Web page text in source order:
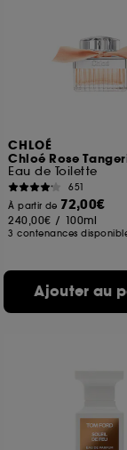
CHLOÉ
Chloé Rose
Eau de Toilette
651
À partir de 72,00€
240,00€ / 100ml
3 contenances
Ajouter au